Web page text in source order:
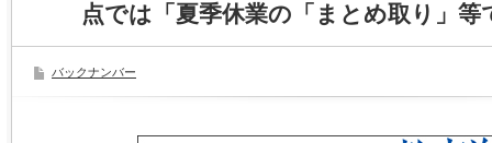
点では「夏季休業の「まとめ取り」等
バックナンバー